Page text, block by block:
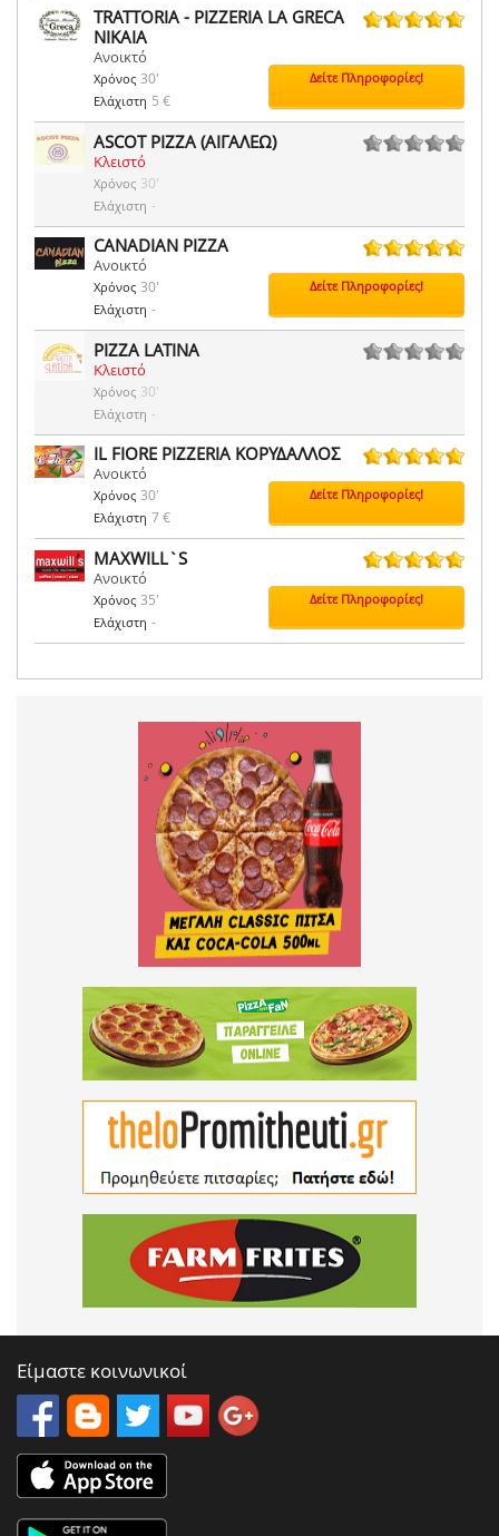
TRATTORIA - PIZZERIA LA GRECA
ΝΙΚΑΙΑ
Ανοικτό
Χρόνος 30'
Ελάχιστη 5 €
Δείτε Πληροφορίες!
ASCOT PIZZA (ΑΙΓΑΛΕΩ)
Κλειστό
Χρόνος 30'
Ελάχιστη -
CANADIAN PIZZA
Ανοικτό
Χρόνος 30'
Ελάχιστη -
Δείτε Πληροφορίες!
PIZZA LATINA
Κλειστό
Χρόνος 30'
Ελάχιστη -
IL FIORE PIZZERIA ΚΟΡΥΔΑΛΛΟΣ
Ανοικτό
Χρόνος 30'
Ελάχιστη 7 €
Δείτε Πληροφορίες!
MAXWILL`S
Ανοικτό
Χρόνος 35'
Ελάχιστη -
Δείτε Πληροφορίες!
Είμαστε κοινωνικοί